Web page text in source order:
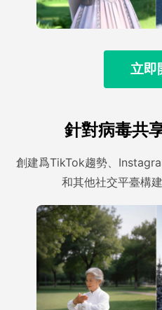
立即
針對病毒共
創建爲TikTok趨勢、
和其他社交平臺構